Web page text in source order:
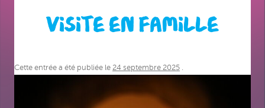
VISITE EN FAMILLE
Cette entrée a été publiée le 24 septembre 2025 .